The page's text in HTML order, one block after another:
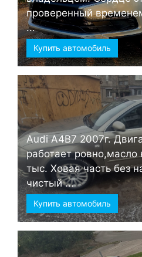
проверенный
...
Купить автомобиль
Audi А4B7 2007г.
работает ровно,масло
тыс. Ховая часть без
чистый ...
Купить автомобиль